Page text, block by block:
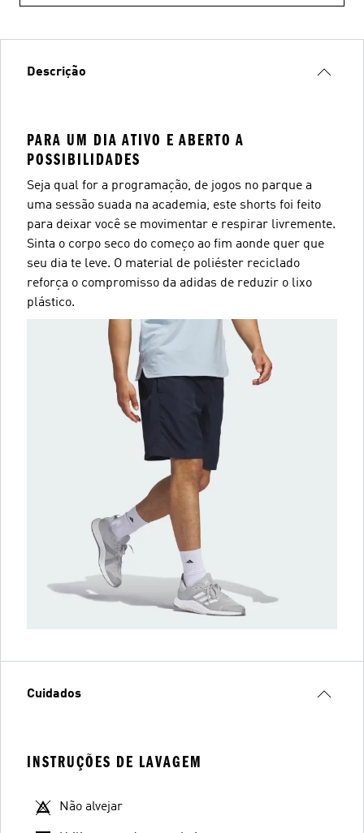
Descrição
PARA UM DIA ATIVO E ABERTO A
POSSIBILIDADES
Seja qual for a programação, de jogos no parque a
uma sessão suada na academia, este shorts foi feito
para deixar você se movimentar e respirar livremente.
Sinta o corpo seco do começo ao fim aonde quer que
seu dia te leve. O material de poliéster reciclado
reforça o compromisso da adidas de reduzir o lixo
plástico.
Cuidados
INSTRUÇÕES DE LAVAGEM
Não alvejar